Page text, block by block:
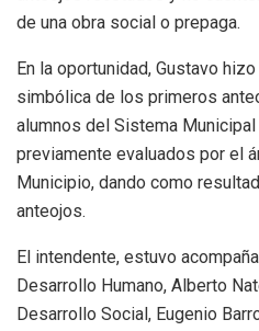
de una obra social o prepaga.
En la oportunidad, Gustavo
simbólica de los primeros
alumnos del Sistema
previamente evaluados por el
Municipio, dando como
anteojos.
El intendente, estuvo
Desarrollo Humano, Alberto
Desarrollo Social, Eugenio